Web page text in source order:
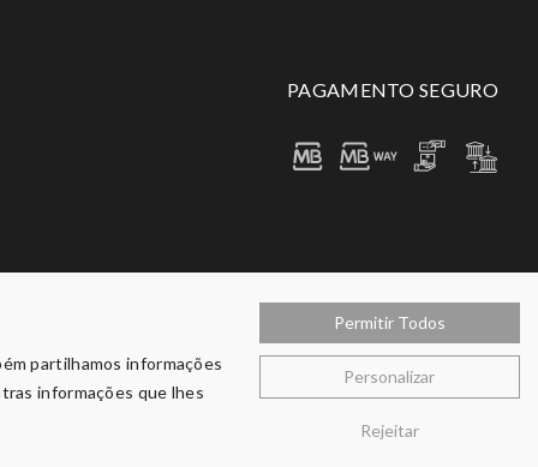
partilhamos informações
informações que lhes
Permitir Todos
Personalizar
Rejeitar
PAGAMENTO SEGURO